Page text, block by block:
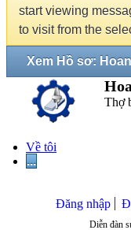
start viewing
to visit from the
Xem Hồ sơ:
Thợ
Về tôi
...
Đăng nhập
Diễn đàn